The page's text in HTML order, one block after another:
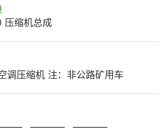
压缩机总成
调压缩机 注：非公路矿用车